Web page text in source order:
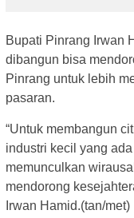
Bupati Pinrang Irwan
dibangun bisa
Pinrang untuk lebih
pasaran.
“Untuk membangun
industri kecil yang
memunculkan
mendorong
Irwan Hamid.(tan/met)